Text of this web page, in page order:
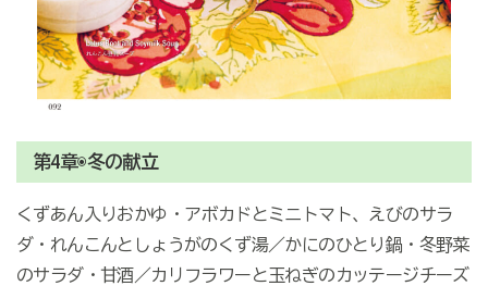
第4章◉冬の献立
くずあん入りおかゆ・アボカドとミニトマト、えびのサラ
ダ・れんこんとしょうがのくず湯／かにのひとり鍋・冬野菜
のサラダ・甘酒／カリフラワーと玉ねぎのカッテージチーズ